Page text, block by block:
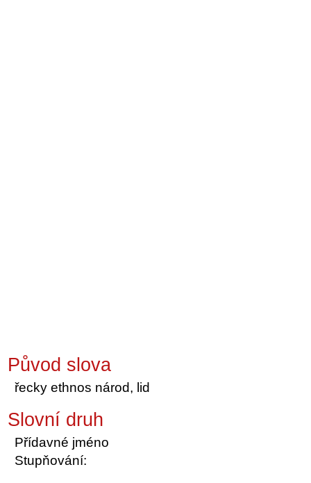
Původ slova
řecky ethnos národ, lid
Slovní druh
Přídavné jméno
Stupňování: